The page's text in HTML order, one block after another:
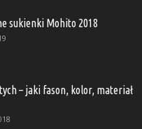
sukienki Mohito 2018
– jaki fason, kolor, materiał